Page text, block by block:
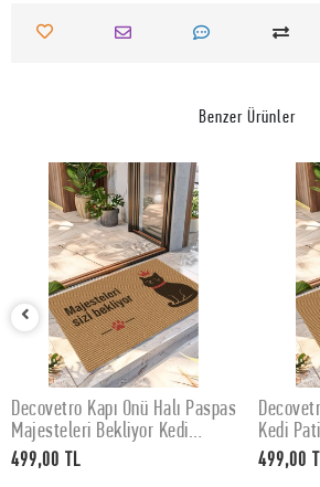
Benzer Ürünler
SEPETE EKLE
Decovetro Kapı Önü Halı Paspas
Majesteleri Bekliyor Kedi
Baskılı 40 x 60 Cm
499,00 TL
Kedi
Cm
499,00